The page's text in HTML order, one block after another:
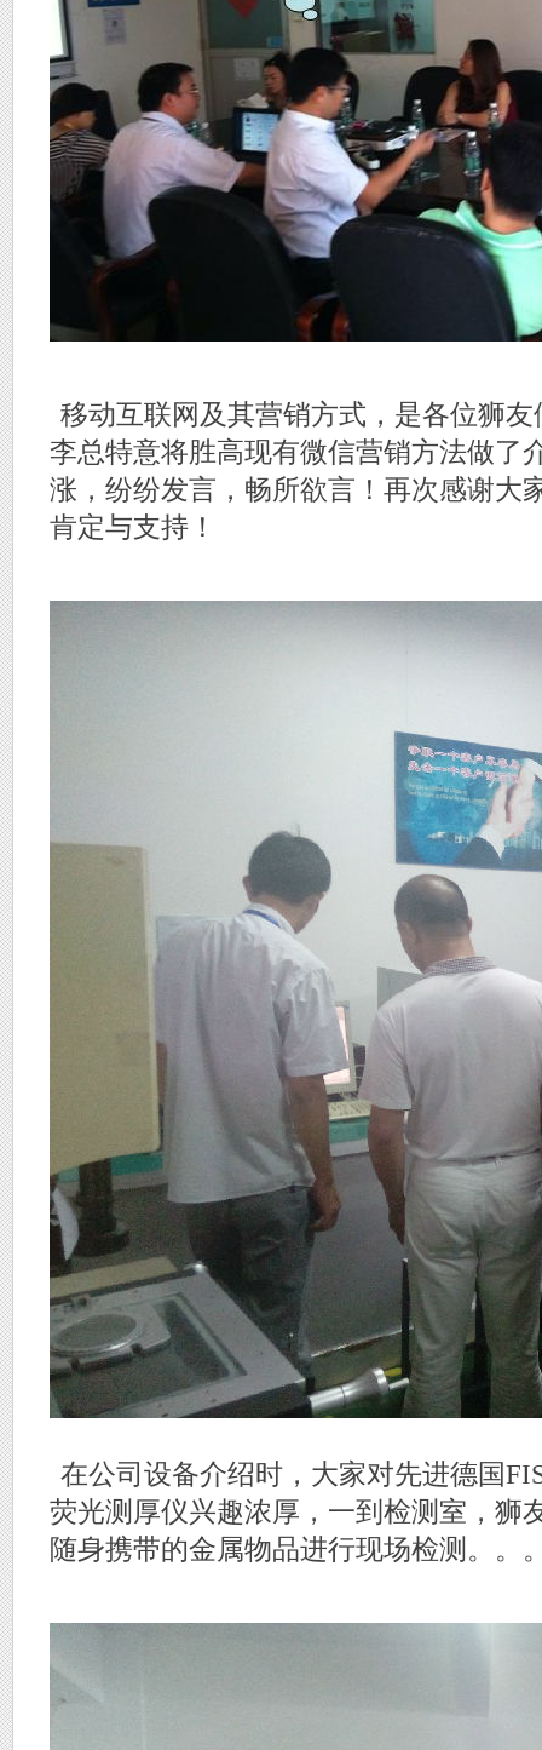
移动互联网及其营销方式，是各位狮
李总特意将胜高现有微信营销方法做了
涨，纷纷发言，畅所欲言！再次感谢大
肯定与支持！
在公司设备介绍时，大家对先进德国
荧光测厚仪兴趣浓厚，一到检测室，狮
随身携带的金属物品进行现场检测。。